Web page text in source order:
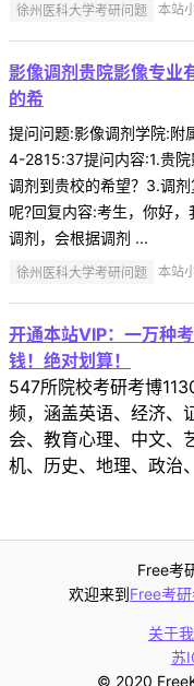
徐州医科大学考研问题 本站
影像调剂贵院影像专业
的希
提问问题:影像调剂学院:
4-2815:37提问内容:1.贵
调剂到贵校的希望？3.调
呢?回复内容:考生，你好
调剂，会根据调剂 ...
徐州医科大学考研问题 本站
开通本站VIP：一万种
钱！绝对划算！
547所院校考研考博
频，涵盖英语、经济、
会、教育心理、中文、
机、历史、地理、政治
Free考
欢迎来到Free考
关于
苏
© 2020